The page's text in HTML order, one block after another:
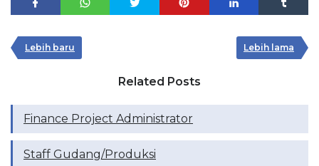
Lebih baru Lebih lama
Related Posts
Finance Project Administrator
Staff Gudang/Produksi